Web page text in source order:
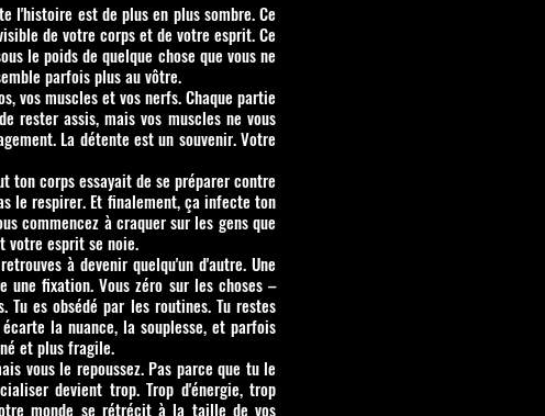
l'histoire est de plus en plus sombre. Ce
de votre corps et de votre esprit. Ce
le poids de quelque chose que vous ne
parfois plus au vôtre.
vos muscles et vos nerfs. Chaque partie
rester assis, mais vos muscles ne vous
La détente est un souvenir. Votre
ton corps essayait de se préparer contre
le respirer. Et finalement, ça infecte ton
commencez à craquer sur les gens que
votre esprit se noie.
à devenir quelqu'un d'autre. Une
fixation. Vous zéro sur les choses –
Tu es obsédé par les routines. Tu restes
la nuance, la souplesse, et parfois
et plus fragile.
vous le repoussez. Pas parce que tu le
devient trop. Trop d'énergie, trop
monde se rétrécit à la taille de vos